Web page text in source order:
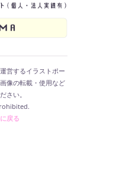
営するイラストポー
像の転載・使用など
さい。
戻る